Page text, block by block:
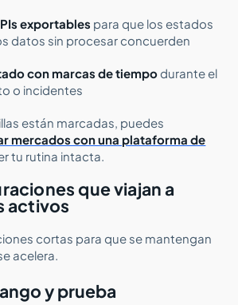
exportables para que los estados
datos sin procesar concuerden
con marcas de tiempo durante el
o incidentes
están marcadas, puedes
mercados con una plataforma de
tu rutina intacta.
que viajan a
activos
cortas para que se mantengan
acelera.
y prueba